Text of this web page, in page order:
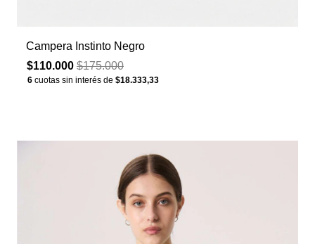
Campera Instinto Negro
$110.000 $175.000
6 cuotas sin interés de $18.333,33